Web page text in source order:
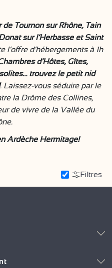
Tournon sur Rhône, Tain
sur l’Herbasse et Saint
l’offre d’hébergements à 1h
d’Hôtes, Gîtes,
trouvez le petit nid
. Laissez-vous séduire par le
la Drôme des Collines,
de vivre de la Vallée du
Ardèche Hermitage!
Filtres